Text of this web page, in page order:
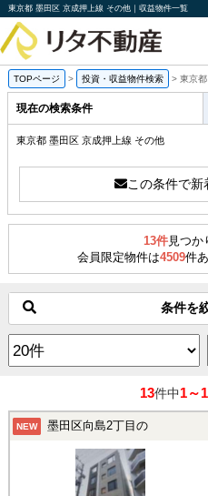
東京都 墨田区 京成押上線 その他｜収益物件一覧
TOPページ > 投資・収益物件検索 > 東京
現在の検索条件
東京都 墨田区 京成押上線 その他
この条件で新
13件見つか
会員限定物件は4509件
条件を
13件中1～
NEW 墨田区向島2丁目の